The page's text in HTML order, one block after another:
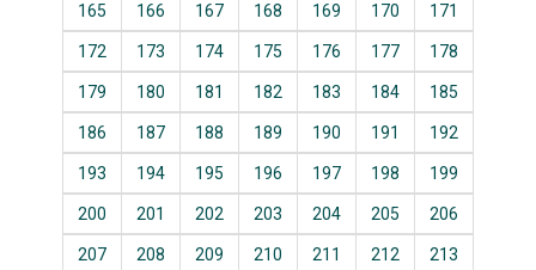
165 166 167 168 169 170 171
172 173 174 175 176 177 178
179 180 181 182 183 184 185
186 187 188 189 190 191 192
193 194 195 196 197 198 199
200 201 202 203 204 205 206
207 208 209 210 211 212 213